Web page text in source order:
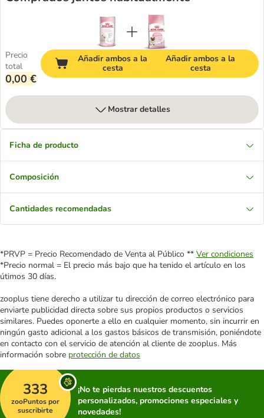
Precio
total
0,00 €
Añadir ambos a la
cesta
Añadir ambos a la
cesta
Mostrar detalles
Ficha de producto
Composición
Cantidades recomendadas
*PRVP = Precio Recomendado de Venta al Público ** Ver condiciones
*Precio normal = El precio más bajo que ha tenido el artículo en los
útimos 30 días.
zooplus tiene derecho a utilizar tu dirección de correo electrónico para
enviarte publicidad directa sobre sus propios productos o servicios
similares. Puedes oponerte a ello en cualquier momento, sin incurrir en
ningún gasto adicional a los gastos básicos de transmisión, poniéndote
en contacto con el servicio de atención al cliente de zooplus. Más
información sobre protección de datos
333
zooPuntos por
suscribirte
¡No te pierdas nuestros descuentos
personalizados, promociones especiales y
novedades!